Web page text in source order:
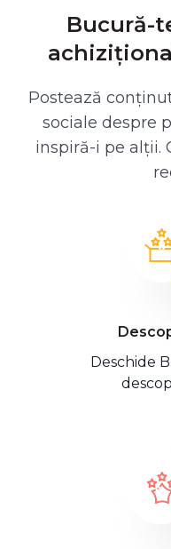
Bucură-
Postează
sociale despre
inspiră-i pe alții.
Deschide